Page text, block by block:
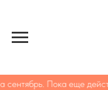
Пока еще